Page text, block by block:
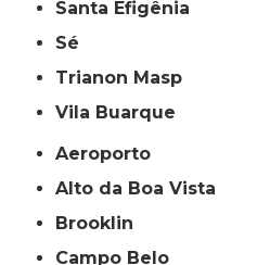
Santa Efigênia
Sé
Trianon Masp
Vila Buarque
Aeroporto
Alto da Boa Vista
Brooklin
Campo Belo